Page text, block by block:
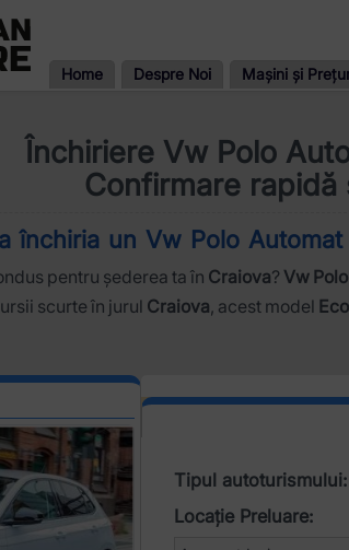
Home Despre Noi Mașini și
Închiriere Vw Polo
Confirmare
închiria un Vw Polo
pentru șederea ta în Craiova? Vw
scurte în jurul Craiova, acest model
Tipul
Locație Preluare: